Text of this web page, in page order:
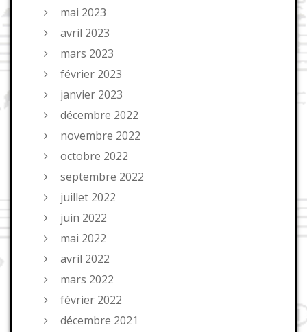
mai 2023
avril 2023
mars 2023
février 2023
janvier 2023
décembre 2022
novembre 2022
octobre 2022
septembre 2022
juillet 2022
juin 2022
mai 2022
avril 2022
mars 2022
février 2022
décembre 2021